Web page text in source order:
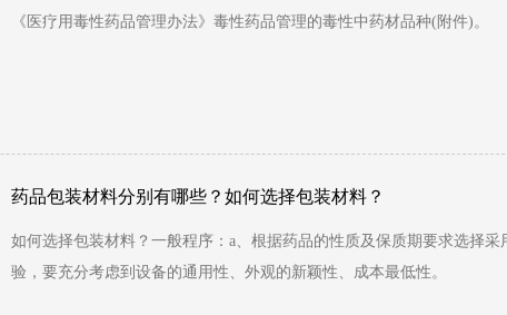
《医疗用毒性药品管理办法》毒性药品管理的毒性中药材品种(附件)。
药品包装材料分别有哪些？如何选择包装材料？
如何选择包装材料？一般程序：a、根据药品的性质及保质期要求选择
验，要充分考虑到设备的通用性、外观的新颖性、成本最低性。